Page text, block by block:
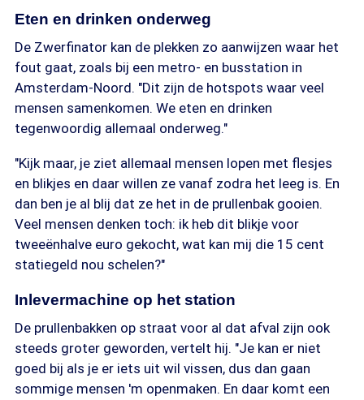
Eten en drinken onderweg
De Zwerfinator kan de plekken zo aanwijzen waar het
fout gaat, zoals bij een metro- en busstation in
Amsterdam-Noord. "Dit zijn de hotspots waar veel
mensen samenkomen. We eten en drinken
tegenwoordig allemaal onderweg."
"Kijk maar, je ziet allemaal mensen lopen met flesjes
en blikjes en daar willen ze vanaf zodra het leeg is. En
dan ben je al blij dat ze het in de prullenbak gooien.
Veel mensen denken toch: ik heb dit blikje voor
tweeënhalve euro gekocht, wat kan mij die 15 cent
statiegeld nou schelen?"
Inlevermachine op het station
De prullenbakken op straat voor al dat afval zijn ook
steeds groter geworden, vertelt hij. "Je kan er niet
goed bij als je er iets uit wil vissen, dus dan gaan
sommige mensen 'm openmaken. En daar komt een